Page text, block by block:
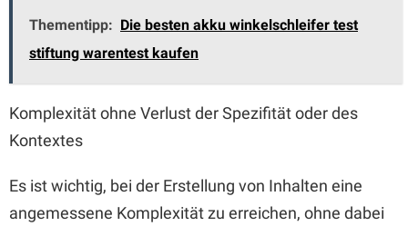
Thementipp: Die besten akku winkelschleifer test
stiftung warentest kaufen
Komplexität ohne Verlust der Spezifität oder des
Kontextes
Es ist wichtig, bei der Erstellung von Inhalten eine
angemessene Komplexität zu erreichen, ohne dabei